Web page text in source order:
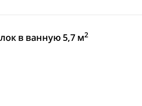
в ванную 5,7 м2